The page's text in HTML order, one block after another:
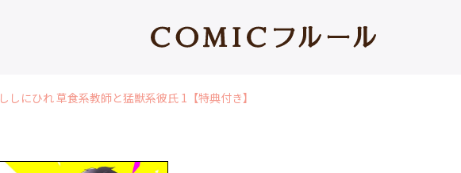
ししにひれ 草食系教師と猛獣系彼氏 1【特典付き】